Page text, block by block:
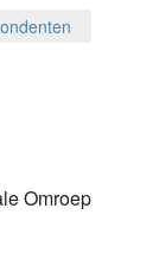
Omroep